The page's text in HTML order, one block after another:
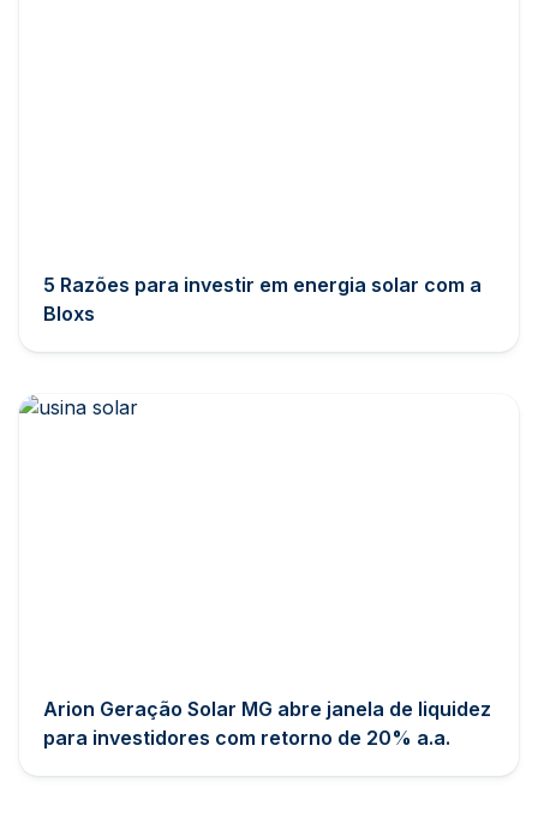
5 Razões para investir em energia solar com a
Bloxs
Arion Geração Solar MG abre janela de liquidez
para investidores com retorno de 20% a.a.